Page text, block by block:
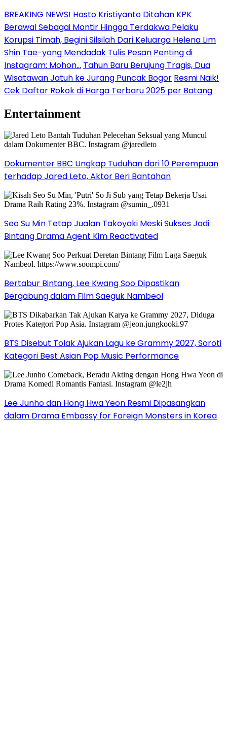
BREAKING NEWS! Hasto Kristiyanto Ditahan KPK
Berawal Sebagai Montir Hingga Terdakwa Pelaku
Korupsi Timah, Begini Silsilah Dari Keluarga Helena Lim
Shin Tae-yong Mendadak Tulis Pesan Penting di
Instagram: Mohon… Tahun Baru Berujung Tragis, Dua
Wisatawan Jatuh ke Jurang Puncak Bogor Resmi Naik!
Cek Daftar Rokok di Harga Terbaru 2025 per Batang
Entertainment
Dokumenter BBC Ungkap Tuduhan dari 10 Perempuan
terhadap Jared Leto, Aktor Beri Bantahan
Seo Su Min Tetap Jualan Takoyaki Meski Sukses Jadi
Bintang Drama Agent Kim Reactivated
Bertabur Bintang, Lee Kwang Soo Dipastikan
Bergabung dalam Film Saeguk Nambeol
BTS Disebut Tolak Ajukan Lagu ke Grammy 2027, Soroti
Kategori Best Asian Pop Music Performance
Lee Junho dan Hong Hwa Yeon Resmi Dipasangkan
dalam Drama Embassy for Foreign Monsters in Korea